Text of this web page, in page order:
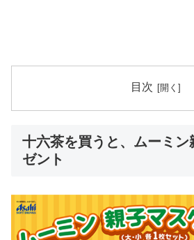
目次
十六茶を買うと、ムーミン
ゼント